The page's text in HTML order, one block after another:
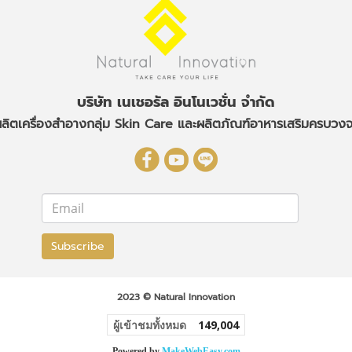
บริษัท เนเชอรัล อินโนเวชั่น จำกัด
ตเครื่องสำอางกลุ่ม Skin Care และผลิตภัณฑ์อาหารเสริมครบวง
Subscribe
2023 © Natural Innovation
ผู้เข้าชมทั้งหมด 149,004